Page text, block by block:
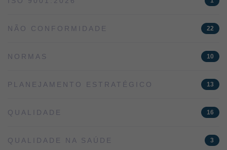
NÃO CONFORMIDADE 22
NORMAS 10
PLANEJAMENTO ESTRATÉGICO 13
QUALIDADE 16
QUALIDADE NA SAÚDE 3